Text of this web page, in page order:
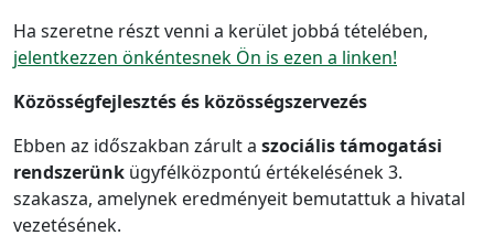
Ha szeretne részt venni a kerület jobbá tételében,
jelentkezzen önkéntesnek Ön is ezen a linken!
Közösségfejlesztés és közösségszervezés
Ebben az időszakban zárult a szociális támogatási
rendszerünk ügyfélközpontú értékelésének 3.
szakasza, amelynek eredményeit bemutattuk a hivatal
vezetésének.